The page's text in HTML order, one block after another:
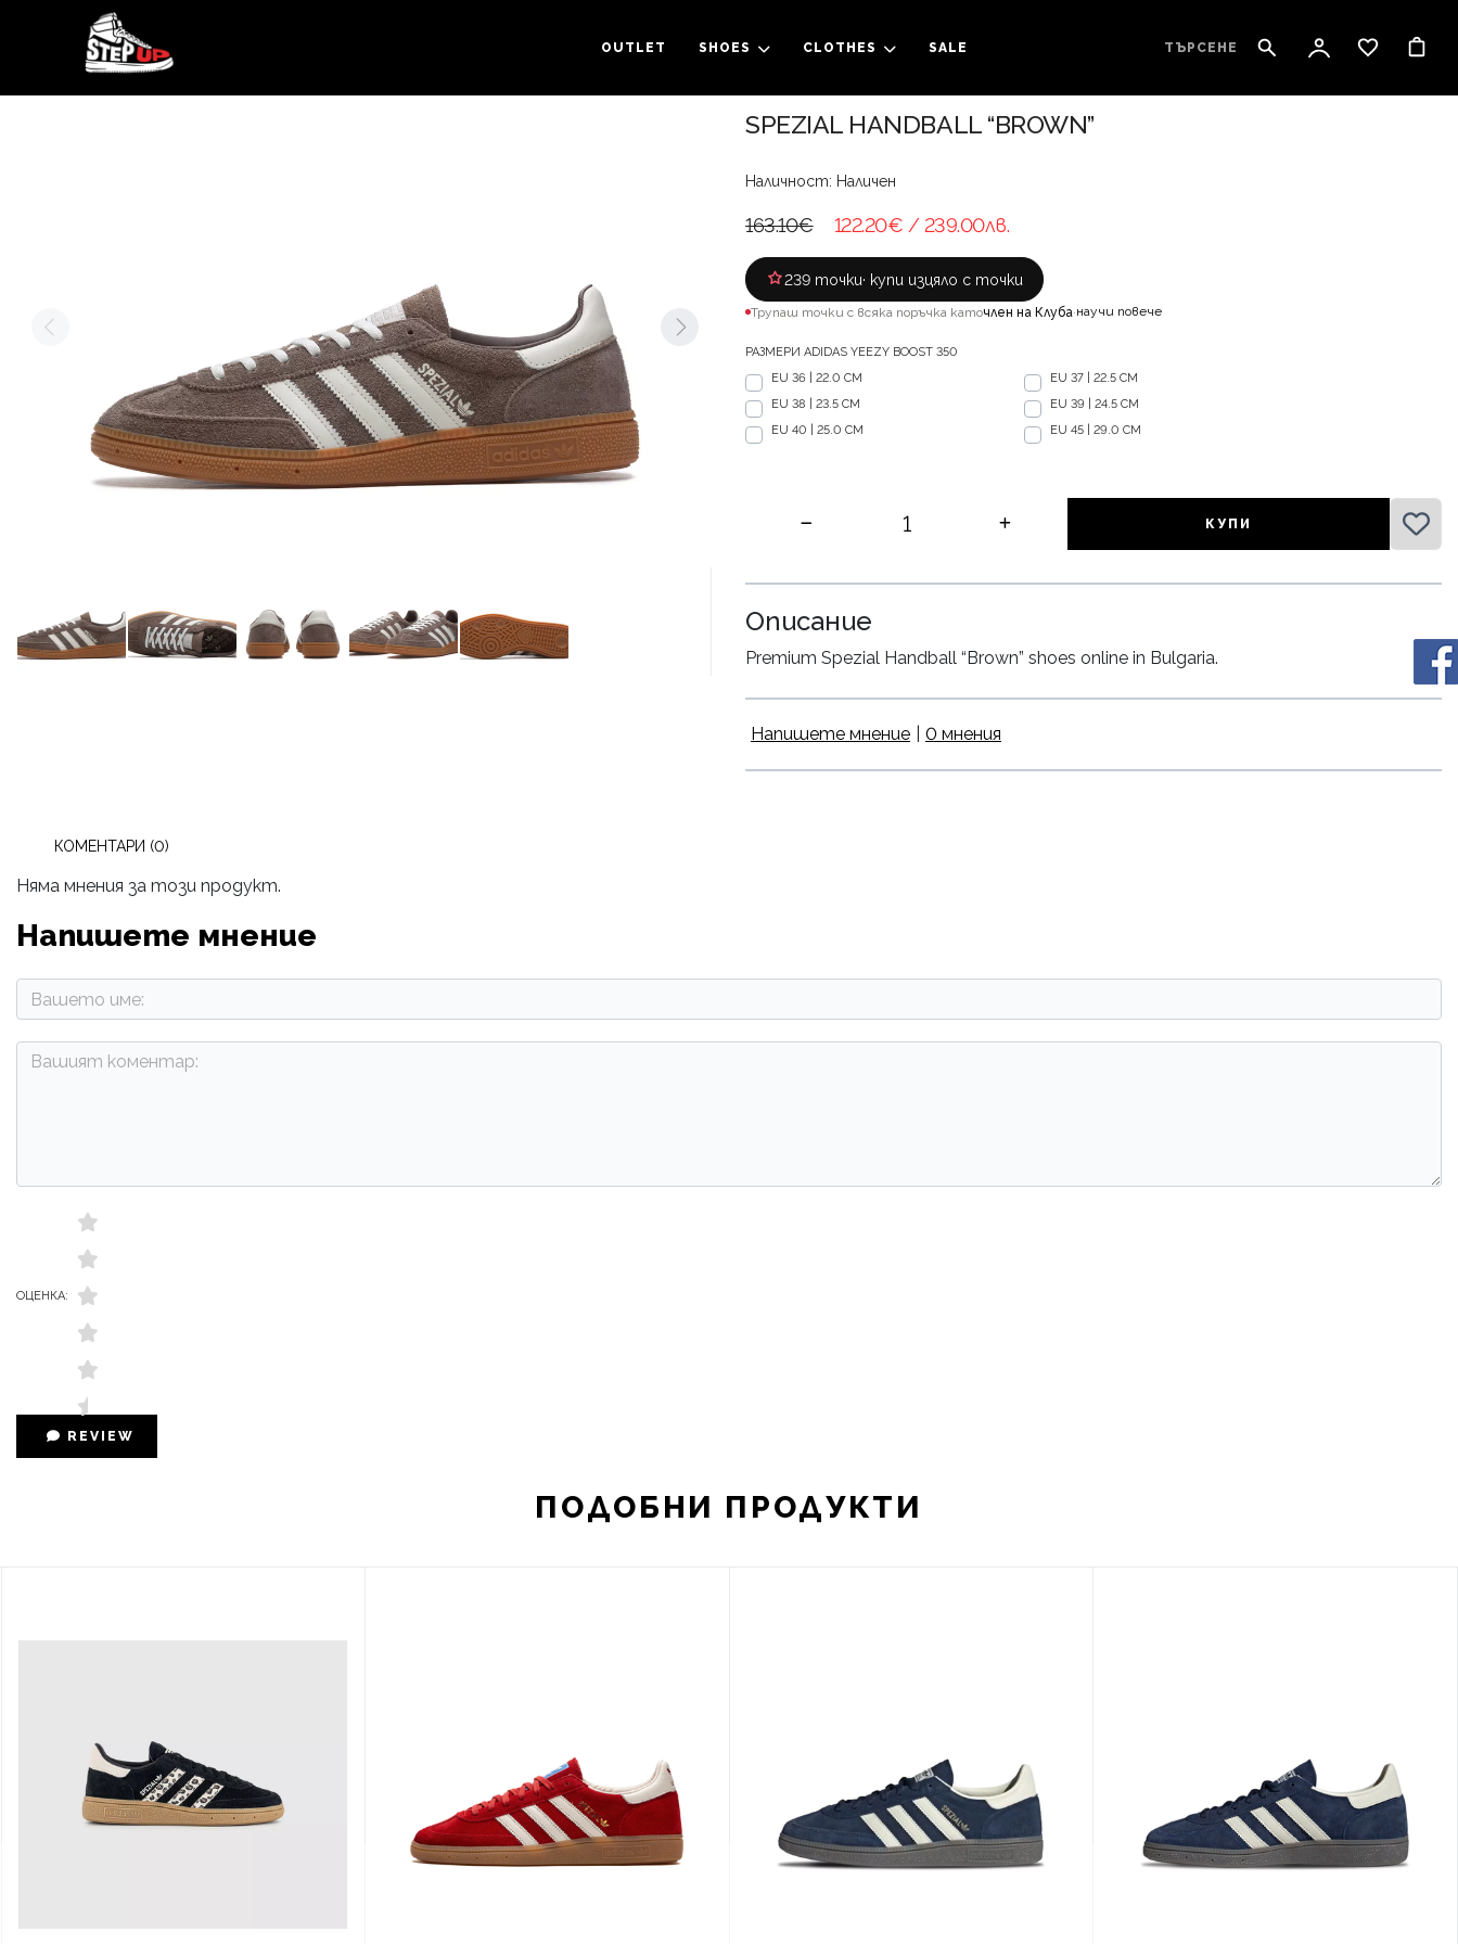
ТЪРСЕНЕ
OUTLET SHOES CLOTHES SALE
SPEZIAL HANDBALL “BROWN”
Наличност: Наличен
163.10€ 122.20€ / 239.00лв.
239 точки· купи изцяло с точки
Трупаш точки с всяка поръчка каточлен на Клуба·научи повече
РАЗМЕРИ ADIDAS YEEZY BOOST 350
EU 36 | 22.0 CM
EU 37 | 22.5 CM
EU 38 | 23.5 CM
EU 39 | 24.5 CM
EU 40 | 25.0 CM
EU 45 | 29.0 CM
КУПИ
Описание
Premium Spezial Handball “Brown” shoes online in Bulgaria.
Напишете мнение 0 мнения
КОМЕНТАРИ (0)
Няма мнения за този продукт.
Напишете мнение
ОЦЕНКА:
REVIEW
ПОДОБНИ ПРОДУКТИ